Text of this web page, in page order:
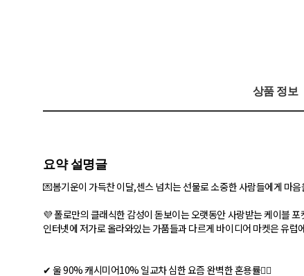
상품 정보
요약 설명글
💌봄기운이 가득찬 이달,센스 넘치는 선물로 소중한 사람들에게 마
💜 폴로만의 클래식한 감성이 돋보이는 오랫동안 사랑받는 케이블 포
인터넷에 저가로 올라와있는 가품들과 다르게 바이디어 마켓은 유럽
​✔ 울 90% 캐시미어10% 일교차 심한 요즘 완벽한 혼용률👍🏻